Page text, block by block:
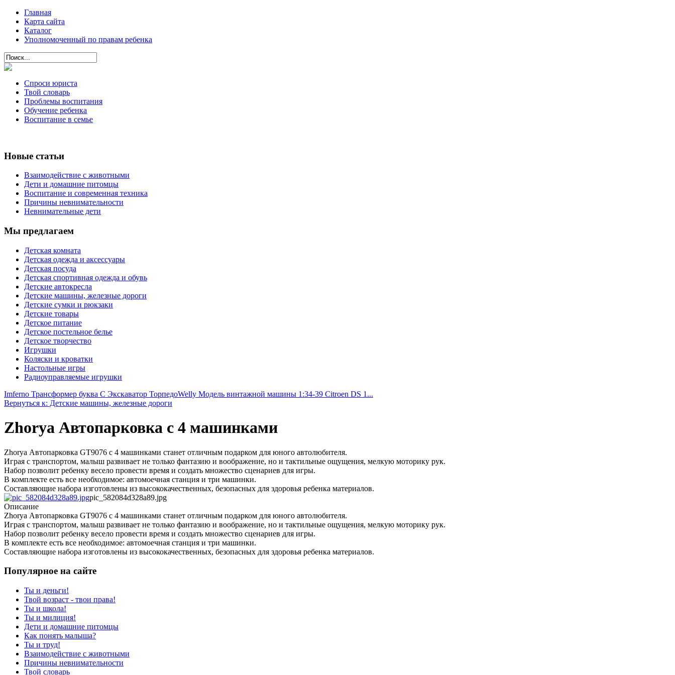
Главная
Карта сайта
Каталог
Уполномоченный по правам ребенка
Спроси юриста
Твой словарь
Проблемы воспитания
Обучение ребенка
Воспитание в семье
Новые статьи
Взаимодействие с животными
Дети и домашние питомцы
Воспитание и современная техника
Причины невнимательности
Невнимательные дети
Мы предлагаем
Детская комната
Детская одежда и аксессуары
Детская посуда
Детская спортивная одежда и обувь
Детские автокресла
Детские машины, железные дороги
Детские сумки и рюкзаки
Детские товары
Детское питание
Детское постельное белье
Детское творчество
Игрушки
Коляски и кроватки
Настольные игры
Радиоуправляемые игрушки
Imferno Трансформер буква С Экскаватор ТорпедоWelly Модель винтажной машины 1:34-39 Citroen DS 1...
Вернуться к: Детские машины, железные дороги
Zhorya Автопарковка с 4 машинками
Zhorya Автопарковка GT9076 с 4 машинками станет отличным подарком для юного автолюбителя.
Играя с транспортом, малыш развивает не только фантазию и воображение, но и тактильные ощущения, мелкую моторику рук.
Набор позволит ребенку весело провести время и создать множество сценариев для игры.
В комплекте есть все необходимое: автомоечная станция и три машинки.
Составляющие набора изготовлены из высококачественных, безопасных для здоровья ребенка материалов.
pic_582084d328a89.jpg
Описание
Zhorya Автопарковка GT9076 с 4 машинками станет отличным подарком для юного автолюбителя.
Играя с транспортом, малыш развивает не только фантазию и воображение, но и тактильные ощущения, мелкую моторику рук.
Набор позволит ребенку весело провести время и создать множество сценариев для игры.
В комплекте есть все необходимое: автомоечная станция и три машинки.
Составляющие набора изготовлены из высококачественных, безопасных для здоровья ребенка материалов.
Популярное на сайте
Ты и деньги!
Твой возраст - твои права!
Ты и школа!
Ты и милиция!
Дети и домашние питомцы
Как понять малыша?
Ты и труд!
Взаимодействие с животными
Причины невнимательности
Твой словарь